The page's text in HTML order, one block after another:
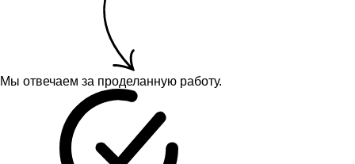
Мы отвечаем за проделанную работу.